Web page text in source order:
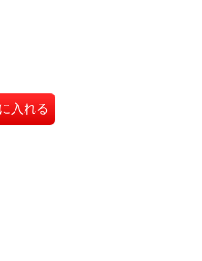
入れる